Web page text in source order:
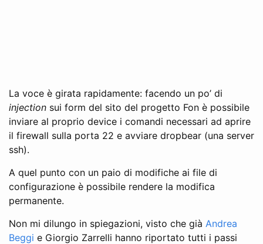
La voce è girata rapidamente: facendo un po’ di
injection sui form del sito del progetto Fon è possibile
inviare al proprio device i comandi necessari ad aprire
il firewall sulla porta 22 e avviare dropbear (una server
ssh).
A quel punto con un paio di modifiche ai file di
configurazione è possibile rendere la modifica
permanente.
Non mi dilungo in spiegazioni, visto che già Andrea
Beggi e Giorgio Zarrelli hanno riportato tutti i passi